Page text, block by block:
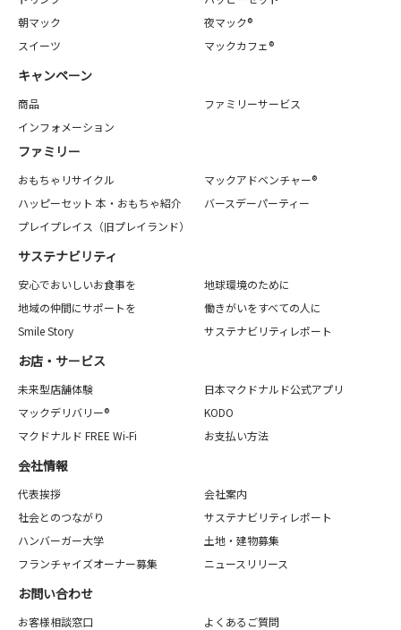
朝マック
夜マック®
スイーツ
マックカフェ®
キャンペーン
商品
ファミリーサービス
インフォメーション
ファミリー
おもちゃリサイクル
マックアドベンチャー®
ハッピーセット 本・おもちゃ紹介
バースデーパーティー
プレイプレイス（旧プレイランド）
サステナビリティ
安心でおいしいお食事を
地球環境のために
地域の仲間にサポートを
働きがいをすべての人に
Smile Story
サステナビリティレポート
お店・サービス
未来型店舗体験
日本マクドナルド公式アプリ
マックデリバリー®
KODO
マクドナルド FREE Wi-Fi
お支払い方法
会社情報
代表挨拶
会社案内
社会とのつながり
サステナビリティレポート
ハンバーガー大学
土地・建物募集
フランチャイズオーナー募集
ニュースリリース
お問い合わせ
お客様相談窓口 よくあるご質問